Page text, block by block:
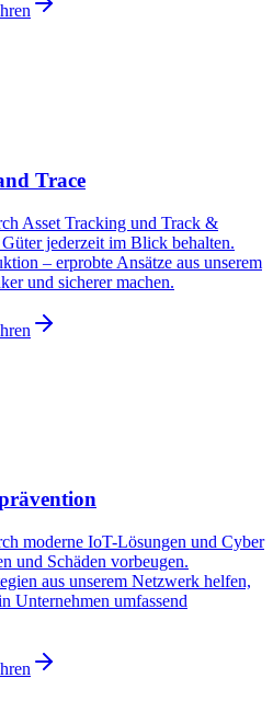
Trace
Asset Tracking und Track &
jederzeit im Blick behalten.
– erprobte Ansätze aus unserem
und sicherer machen.
moderne IoT-Lösungen und Cyber
und Schäden vorbeugen.
aus unserem Netzwerk helfen,
Unternehmen umfassend